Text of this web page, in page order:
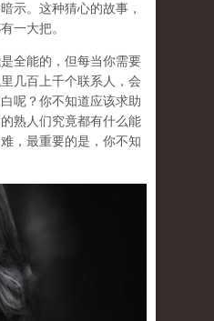
示。这种猜心的故事，
一大把。
全能的，但每当你需要
几百上千个联系人，会
呢？你不知道应该求助
熟人们究竟都有什么能
，最重要的是，你不知